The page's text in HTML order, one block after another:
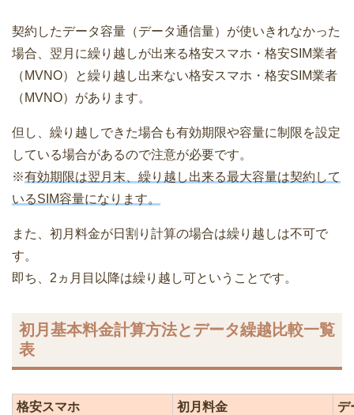
契約したデータ容量（データ通信量）が使いきれなかった
場合、翌月に繰り越しが出来る格安スマホ・格安SIM業者
（MVNO）と繰り越し出来ない格安スマホ・格安SIM業者
（MVNO）があります。
但し、繰り越しできた場合も有効期限や容量に制限を設定
している場合があるので注意が必要です。
※有効期限は翌月末、繰り越し出来る最大容量は契約して
いるSIM容量になります。
また、初月料金が日割り計算の場合は繰り越しは不可で
す。
即ち、2ヵ月目以降は繰り越し可ということです。
初月基本料金計算方法とデータ繰越比較一覧
表
格安スマホ 初月料金
デ